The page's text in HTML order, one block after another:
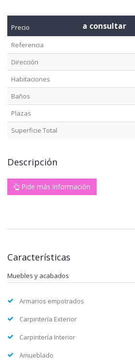
Precio a consultar
Referencia
Dirección
Habitaciones
Baños
Plazas
Superficie Total
Descripción
Pide más información
Características
Muebles y acabados
Armarios empotrados
Carpintería Exterior
Carpintería Interior
Amueblado